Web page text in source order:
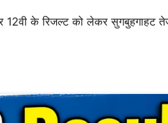
के रिजल्ट को लेकर सुगबुहगाहट